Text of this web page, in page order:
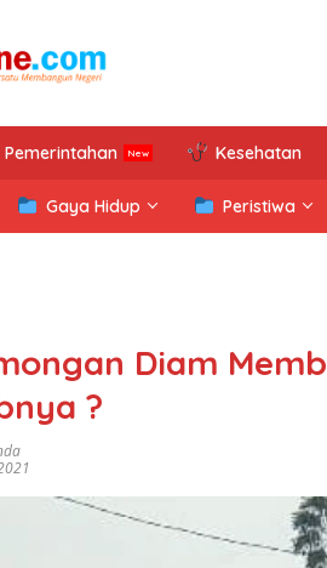
Pemerintahan Kesehatan
Gaya Hidup Peristiwa
Diam
?